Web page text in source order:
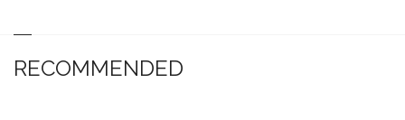
RECOMMENDED